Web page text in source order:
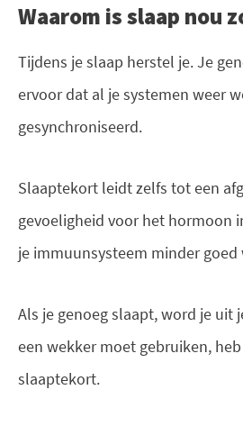
Waarom is slaap nou
Tijdens je slaap herstel je. Je
ervoor dat al je systemen weer
gesynchroniseerd.
Slaaptekort leidt zelfs tot een
gevoeligheid voor het hormoon
je immuunsysteem minder goed
Als je genoeg slaapt, word je uit
een wekker moet gebruiken,
slaaptekort.